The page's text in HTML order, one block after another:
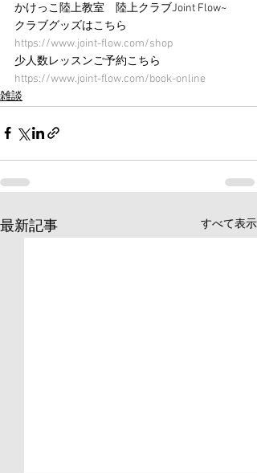
かけっこ陸上教室　陸上クラブJoint Flow~
クラブグッズはこちら
https://www.joint-flow.com/shop
少人数レッスンご予約こちら
https://www.joint-flow.com/book-online
雑談
最新記事 すべて表示